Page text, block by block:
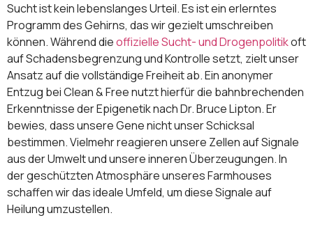
Sucht ist kein lebenslanges Urteil. Es ist ein erlerntes
Programm des Gehirns, das wir gezielt umschreiben
können. Während dieoffizielle Sucht- und Drogenpolitikoft
auf Schadensbegrenzung und Kontrolle setzt, zielt unser
Ansatz auf die vollständige Freiheit ab. Ein anonymer
Entzug bei Clean & Free nutzt hierfür die bahnbrechenden
Erkenntnisse der Epigenetik nach Dr. Bruce Lipton. Er
bewies, dass unsere Gene nicht unser Schicksal
bestimmen. Vielmehr reagieren unsere Zellen auf Signale
aus der Umwelt und unsere inneren Überzeugungen. In
der geschützten Atmosphäre unseres Farmhouses
schaffen wir das ideale Umfeld, um diese Signale auf
Heilung umzustellen.